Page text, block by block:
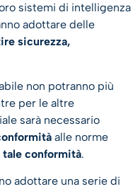
sistemi di intelligenza
adottare delle
sicurezza,
non potranno più
per le altre
sarà necessario
alle norme
conformità.
adottare una serie di